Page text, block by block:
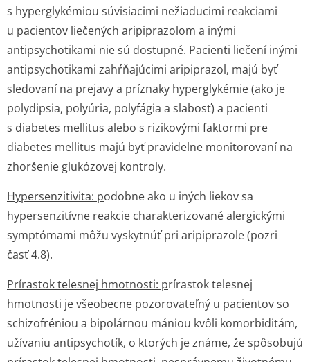
s hyperglykémiou súvisiacimi nežiaducimi reakciami
u pacientov liečených aripiprazolom a inými
antipsychotikami nie sú dostupné. Pacienti liečení inými
antipsychotikami zahŕňajúcimi aripiprazol, majú byť
sledovaní na prejavy a príznaky hyperglykémie (ako je
polydipsia, polyúria, polyfágia a slabosť) a pacienti
s diabetes mellitus alebo s rizikovými faktormi pre
diabetes mellitus majú byť pravidelne monitorovaní na
zhoršenie glukózovej kontroly.
Hypersenzitivita: podobne ako u iných liekov sa
hypersenzitívne reakcie charakterizované alergickými
symptómami môžu vyskytnúť pri aripiprazole (pozri
časť 4.8).
Prírastok telesnej hmotnosti: prírastok telesnej
hmotnosti je všeobecne pozorovateľný u pacientov so
schizofréniou a bipolárnou mániou kvôli komorbiditám,
užívaniu antipsychotík, o ktorých je známe, že spôsobujú